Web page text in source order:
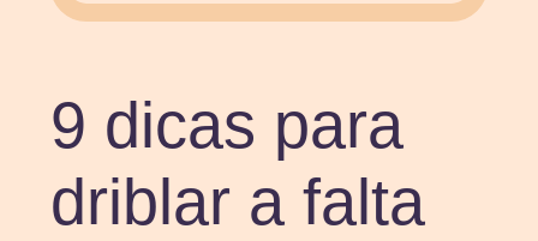
9 dicas para
driblar a falta